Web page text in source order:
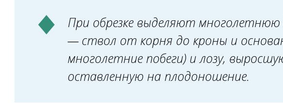
При обрезке выделяют
— ствол от корня до кроны и
многолетние побеги) и лозу,
оставленную на плодоношение.